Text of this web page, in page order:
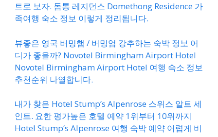
트로 보자. 돔통 레지던스 Domethong Residence 가
족여행 숙소 정보 이렇게 정리됩니다.
뷰좋은 영국 버밍햄 / 버밍엄 강추하는 숙박 정보 어
디가 좋을까? Novotel Birmingham Airport Hotel
Novotel Birmingham Airport Hotel 여행 숙소 정보
추천순위 나열합니다.
내가 찾은 Hotel Stump’s Alpenrose 스위스 알트 세
인트. 요한 평가높은 호텔 예약 1위부터 10위까지
Hotel Stump’s Alpenrose 여행 숙박 예약 어렵게 비